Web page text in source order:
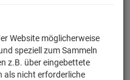
Website möglicherweise
speziell zum Sammeln
z.B. über eingebettete
als nicht erforderliche